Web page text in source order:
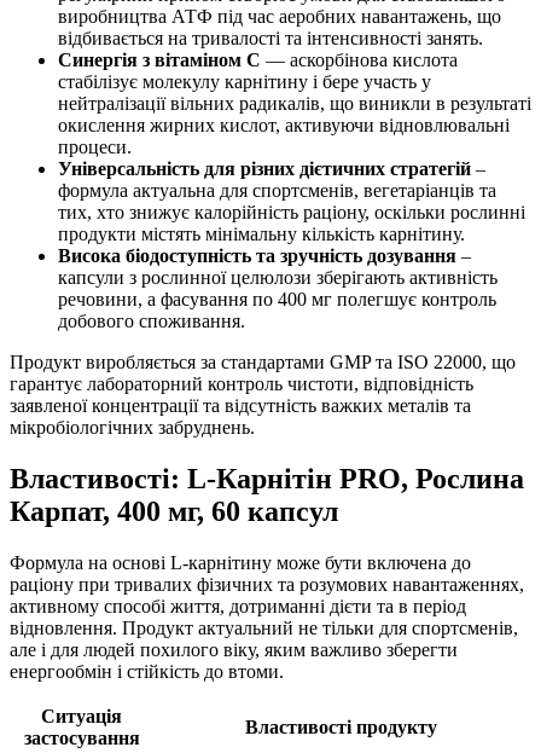
виробництва АТФ під час аеробних навантажень, що
відбивається на тривалості та інтенсивності занять.
Синергія з вітаміном C — аскорбінова кислота
стабілізує молекулу карнітину і бере участь у
нейтралізації вільних радикалів, що виникли в результаті
окислення жирних кислот, активуючи відновлювальні
процеси.
Універсальність для різних дієтичних стратегій –
формула актуальна для спортсменів, вегетаріанців та
тих, хто знижує калорійність раціону, оскільки рослинні
продукти містять мінімальну кількість карнітину.
Висока біодоступність та зручність дозування –
капсули з рослинної целюлози зберігають активність
речовини, а фасування по 400 мг полегшує контроль
добового споживання.
Продукт виробляється за стандартами GMP та ISO 22000, що
гарантує лабораторний контроль чистоти, відповідність
заявленої концентрації та відсутність важких металів та
мікробіологічних забруднень.
Властивості: L-Карнітін PRO, Рослина
Карпат, 400 мг, 60 капсул
Формула на основі L-карнітину може бути включена до
раціону при тривалих фізичних та розумових навантаженнях,
активному способі життя, дотриманні дієти та в період
відновлення. Продукт актуальний не тільки для спортсменів,
але і для людей похилого віку, яким важливо зберегти
енергообмін і стійкість до втоми.
Ситуація
застосування
Властивості продукту